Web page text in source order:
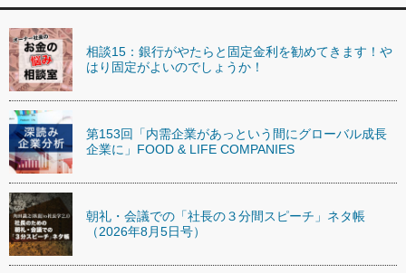
相談15：銀行がやたらと固定金利を勧めてきます！や
はり固定がよいのでしょうか！
第153回「内需企業があっという間にグローバル成長
企業に」FOOD & LIFE COMPANIES
朝礼・会議での「社長の３分間スピーチ」ネタ帳
（2026年8月5日号）